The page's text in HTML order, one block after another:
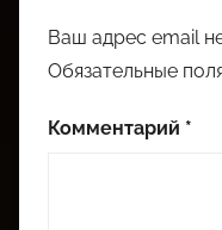
Ваш адрес email
Обязательные
Комментарий *